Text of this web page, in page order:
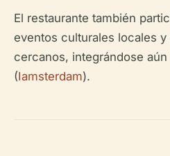
El restaurante también
eventos culturales locales
cercanos, integrándose
(Iamsterdam).